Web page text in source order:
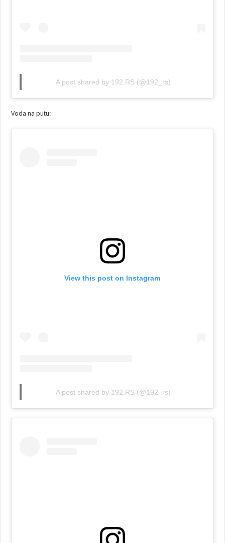
A post shared by 192.RS (@192_rs)
Voda na putu:
View this post on Instagram
A post shared by 192.RS (@192_rs)